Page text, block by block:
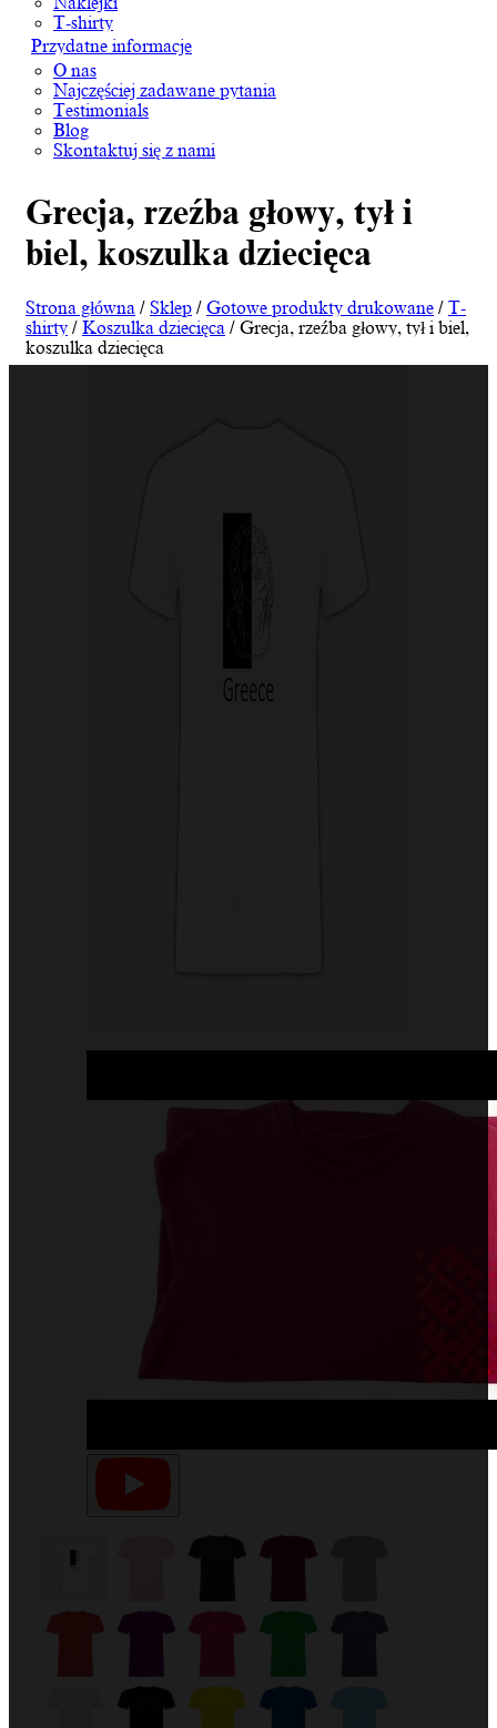
T-shirty
Przydatne informacje
O nas
Najczęściej zadawane pytania
Testimonials
Blog
Skontaktuj się z nami
Grecja, rzeźba głowy, tył i
biel, koszulka dziecięca
Strona główna / Sklep / Gotowe produkty drukowane / T-
shirty / Koszulka dziecięca / Grecja, rzeźba głowy, tył i biel,
koszulka dziecięca